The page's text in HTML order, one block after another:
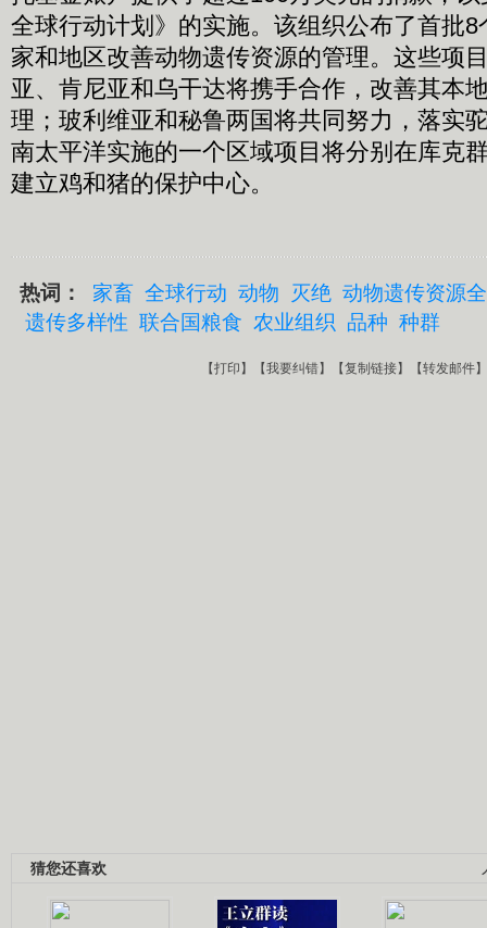
全球行动计划》的实施。该组织公布了首批
家和地区改善动物遗传资源的管理。这些项
亚、肯尼亚和乌干达将携手合作，改善其本
理；玻利维亚和秘鲁两国将共同努力，落实
南太平洋实施的一个区域项目将分别在库克
建立鸡和猪的保护中心。
热词： 家畜 全球行动 动物 灭绝 动物遗传资源
遗传多样性 联合国粮食 农业组织 品种 种群
【打印 】【我要纠错】【复制链接】【转发邮件
猜您还喜欢